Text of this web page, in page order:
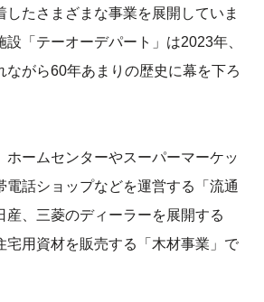
したさまざまな事業を展開していま
「テーオーデパート」は2023年、
ながら60年あまりの歴史に幕を下ろ
ホームセンターやスーパーマーケッ
電話ショップなどを運営する「流通
産、三菱のディーラーを展開する
宅用資材を販売する「木材事業」で